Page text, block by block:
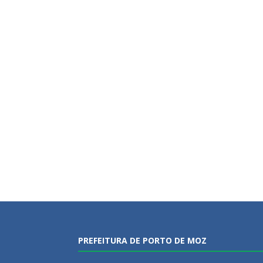
PREFEITURA DE PORTO DE MOZ